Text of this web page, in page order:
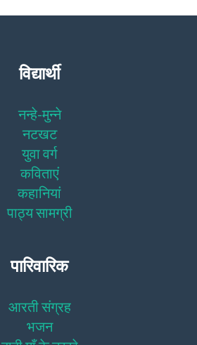
विद्यार्थी
नन्हे-मुन्ने
नटखट
युवा वर्ग
कविताएं
कहानियां
पाठ्य सामग्री
पारिवारिक
आरती संग्रह
भजन